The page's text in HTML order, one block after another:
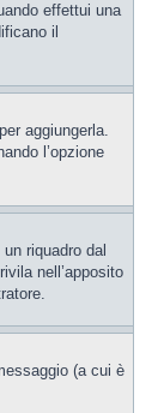
effettui una
il
per aggiungerla.
l’opzione
riquadro dal
nell’apposito
(a cui è